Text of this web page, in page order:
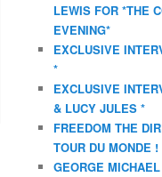
LEWIS FOR *THE
EVENING*
EXCLUSIVE
*
EXCLUSIVE
& LUCY JULES *
FREEDOM THE
TOUR DU MONDE !
GEORGE